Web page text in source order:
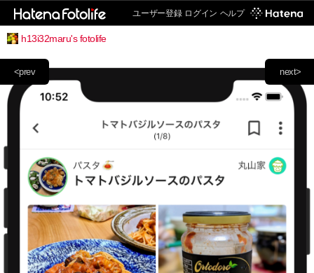
ユーザー登録 ログイン ヘルプ
h13i32maru's fotolife
next>
<prev